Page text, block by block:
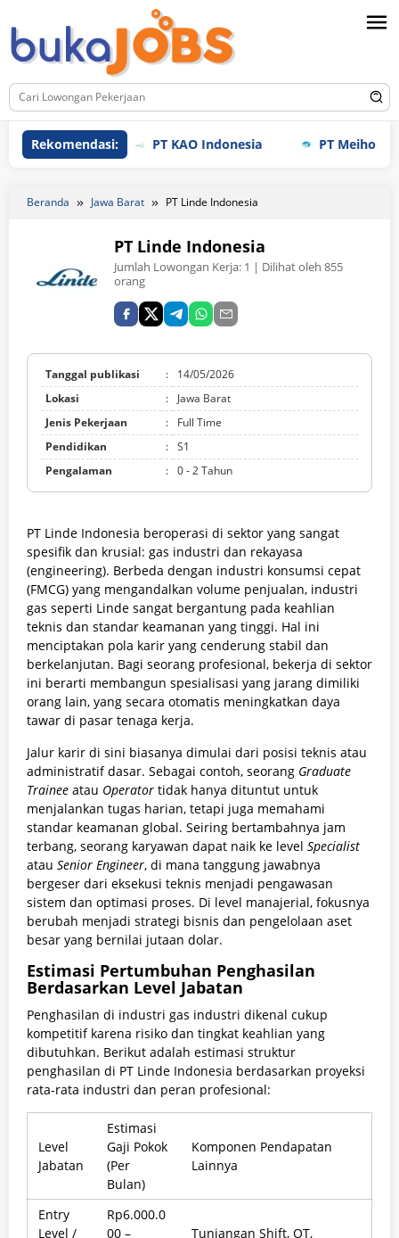
ke
konten
Rekomendasi:PT KAO Indonesia PT Meihoku
Beranda Jawa Barat PT Linde Indonesia
PT Linde Indonesia
Jumlah Lowongan Kerja: 1 | Dilihat oleh 855
orang
Tanggal publikasi :
14/05/2026
Lokasi
:
Jawa Barat
Jenis Pekerjaan
:
Full Time
Pendidikan
: S1
Pengalaman
: 0 - 2 Tahun
PT Linde Indonesia beroperasi di sektor yang sangat
spesifik dan krusial: gas industri dan rekayasa
(engineering). Berbeda dengan industri konsumsi cepat
(FMCG) yang mengandalkan volume penjualan, industri
gas seperti Linde sangat bergantung pada keahlian
teknis dan standar keamanan yang tinggi. Hal ini
menciptakan pola karir yang cenderung stabil dan
berkelanjutan. Bagi seorang profesional, bekerja di sektor
ini berarti membangun spesialisasi yang jarang dimiliki
orang lain, yang secara otomatis meningkatkan daya
tawar di pasar tenaga kerja.
Jalur karir di sini biasanya dimulai dari posisi teknis atau
administratif dasar. Sebagai contoh, seorang Graduate
Trainee atau Operator tidak hanya dituntut untuk
menjalankan tugas harian, tetapi juga memahami
standar keamanan global. Seiring bertambahnya jam
terbang, seorang karyawan dapat naik ke level Specialist
atau Senior Engineer, di mana tanggung jawabnya
bergeser dari eksekusi teknis menjadi pengawasan
sistem dan optimasi proses. Di level manajerial, fokusnya
berubah menjadi strategi bisnis dan pengelolaan aset
besar yang bernilai jutaan dolar.
Estimasi Pertumbuhan Penghasilan
Berdasarkan Level Jabatan
Penghasilan di industri gas industri dikenal cukup
kompetitif karena risiko dan tingkat keahlian yang
dibutuhkan. Berikut adalah estimasi struktur
penghasilan di PT Linde Indonesia berdasarkan proyeksi
rata-rata industri dan peran profesional:
Level
Jabatan
Estimasi
Gaji Pokok
(Per
Bulan)
Komponen Pendapatan
Lainnya
Entry
Level /
Rp6.000.0
00 –
Tunjangan Shift, OT,